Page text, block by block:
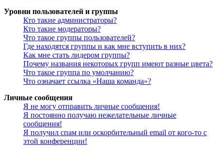
Уровни пользователей и группы
Кто такие администраторы?
Кто такие модераторы?
Что такое группы пользователей?
Где находятся группы и как мне вступить в них?
Как мне стать лидером группы?
Почему названия некоторых групп имеют разные цвета?
Что такое группа по умолчанию?
Что означает ссылка «Наша команда»?
Личные сообщения
Я не могу отправить личные сообщения!
Я постоянно получаю нежелательные личные
сообщения!
Я получил спам или оскорбительный email от кого-то с
этой конференции!